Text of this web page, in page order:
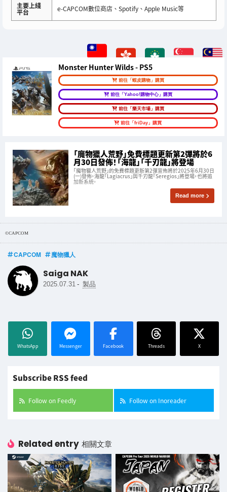
主要上綫
平台 e-CAPCOM數位商店、Spotify、Apple Music等
Monster Hunter Wilds - PS5
前往「蝦皮購物」購買
前往「Yahoo!購物中心」購買
前往「樂天市場」購買
前往「friDay」購買
「魔物獵人荒野」免費標題更新第2彈將於6
月30日發佈！「海龍」「千刃龍」將登場
「魔物獵人荒野」的免費標題更新第2彈宣佈將於2025年6月30日
(一)發佈。海龍「Lagiacrus」與千刃龍「Seregios」將登場，也將追
加新系統。
Read more
©CAPCOM
CAPCOM 魔物獵人
Saiga NAK
2025.07.31 - 製品
WhatsApp Messenger Facebook Threads X
Subscribe RSS feed
Follow on Feedly Follow on Inoreader
Related entry 相關文章